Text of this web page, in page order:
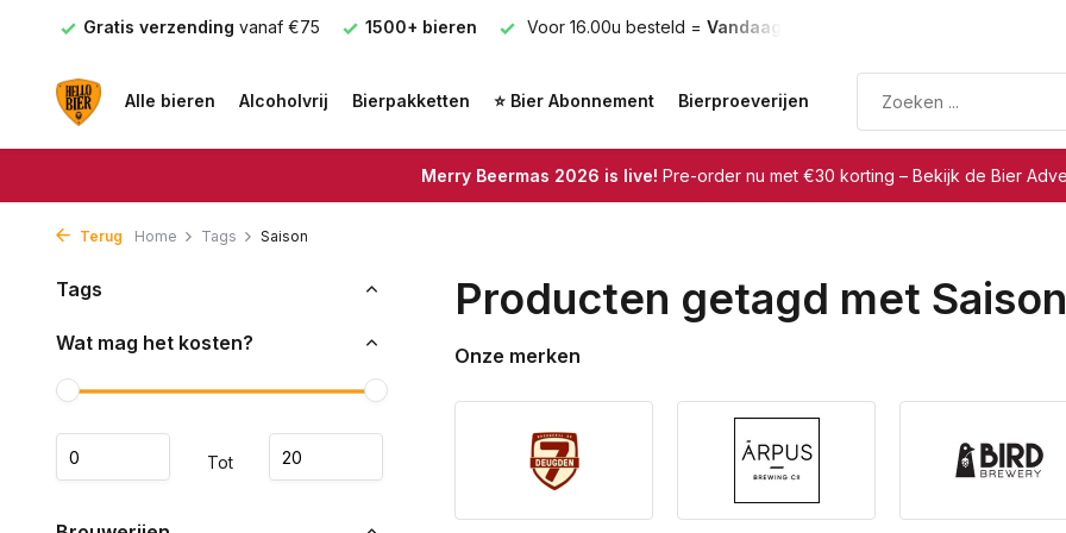
Gratis verzendingvanaf €75 1500+ bieren Voor 16.00u besteld = Vandaag verzonden
Alle bieren Alcoholvrij Bierpakketten ⭐ Bier Abonnement Bierproeverijen
Merry Beermas 2026 is live! Pre-order nu met €30 korting – Bekijk de Bier
Terug Home Tags Saison
Tags
Wat mag het kosten?
Tot
Producten getagd met Saison
Onze merken